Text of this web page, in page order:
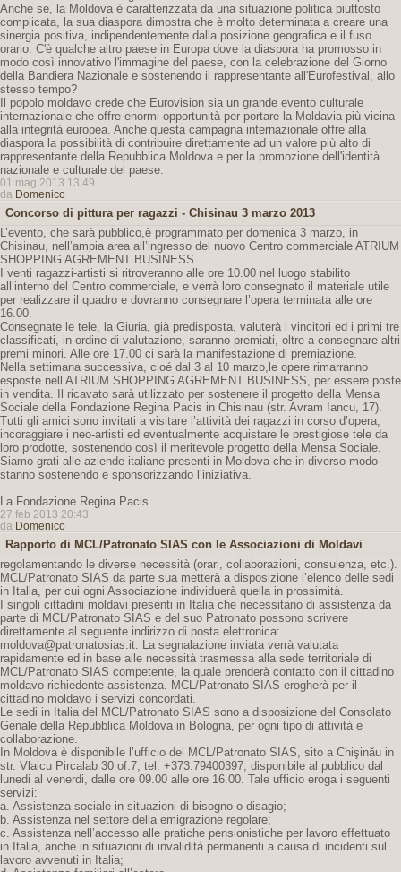
Anche se, la Moldova è caratterizzata da una situazione politica piuttosto
complicata, la sua diaspora dimostra che è molto determinata a creare una
sinergia positiva, indipendentemente dalla posizione geografica e il fuso
orario. C'è qualche altro paese in Europa dove la diaspora ha promosso in
modo così innovativo l'immagine del paese, con la celebrazione del Giorno
della Bandiera Nazionale e sostenendo il rappresentante all'Eurofestival, allo
stesso tempo?
Il popolo moldavo crede che Eurovision sia un grande evento culturale
internazionale che offre enormi opportunità per portare la Moldavia più vicina
alla integrità europea. Anche questa campagna internazionale offre alla
diaspora la possibilità di contribuire direttamente ad un valore più alto di
rappresentante della Repubblica Moldova e per la promozione dell'identità
nazionale e culturale del paese.
01 mag 2013 13:49
da Domenico
Concorso di pittura per ragazzi - Chisinau 3 marzo 2013
L’evento, che sarà pubblico,è programmato per domenica 3 marzo, in
Chisinau, nell’ampia area all’ingresso del nuovo Centro commerciale ATRIUM
SHOPPING AGREMENT BUSINESS.
I venti ragazzi-artisti si ritroveranno alle ore 10.00 nel luogo stabilito
all’interno del Centro commerciale, e verrà loro consegnato il materiale utile
per realizzare il quadro e dovranno consegnare l’opera terminata alle ore
16.00.
Consegnate le tele, la Giuria, già predisposta, valuterà i vincitori ed i primi tre
classificati, in ordine di valutazione, saranno premiati, oltre a consegnare altri
premi minori. Alle ore 17.00 ci sarà la manifestazione di premiazione.
Nella settimana successiva, cioé dal 3 al 10 marzo,le opere rimarranno
esposte nell’ATRIUM SHOPPING AGREMENT BUSINESS, per essere poste
in vendita. Il ricavato sarà utilizzato per sostenere il progetto della Mensa
Sociale della Fondazione Regina Pacis in Chisinau (str. Avram Iancu, 17).
Tutti gli amici sono invitati a visitare l’attività dei ragazzi in corso d’opera,
incoraggiare i neo-artisti ed eventualmente acquistare le prestigiose tele da
loro prodotte, sostenendo così il meritevole progetto della Mensa Sociale.
Siamo grati alle aziende italiane presenti in Moldova che in diverso modo
stanno sostenendo e sponsorizzando l’iniziativa.
La Fondazione Regina Pacis
27 feb 2013 20:43
da Domenico
Rapporto di MCL/Patronato SIAS con le Associazioni di Moldavi
regolamentando le diverse necessità (orari, collaborazioni, consulenza, etc.).
MCL/Patronato SIAS da parte sua metterà a disposizione l’elenco delle sedi
in Italia, per cui ogni Associazione individuerà quella in prossimità.
I singoli cittadini moldavi presenti in Italia che necessitano di assistenza da
parte di MCL/Patronato SIAS e del suo Patronato possono scrivere
direttamente al seguente indirizzo di posta elettronica:
moldova@patronatosias.it. La segnalazione inviata verrà valutata
rapidamente ed in base alle necessità trasmessa alla sede territoriale di
MCL/Patronato SIAS competente, la quale prenderà contatto con il cittadino
moldavo richiedente assistenza. MCL/Patronato SIAS erogherà per il
cittadino moldavo i servizi concordati.
Le sedi in Italia del MCL/Patronato SIAS sono a disposizione del Consolato
Genale della Repubblica Moldova in Bologna, per ogni tipo di attività e
collaborazione.
In Moldova è disponibile l’ufficio del MCL/Patronato SIAS, sito a Chişinău in
str. Vlaicu Pircalab 30 of.7, tel. +373.79400397, disponibile al pubblico dal
lunedi al venerdi, dalle ore 09.00 alle ore 16.00. Tale ufficio eroga i seguenti
servizi:
a. Assistenza sociale in situazioni di bisogno o disagio;
b. Assistenza nel settore della emigrazione regolare;
c. Assistenza nell’accesso alle pratiche pensionistiche per lavoro effettuato
in Italia, anche in situazioni di invalidità permanenti a causa di incidenti sul
lavoro avvenuti in Italia;